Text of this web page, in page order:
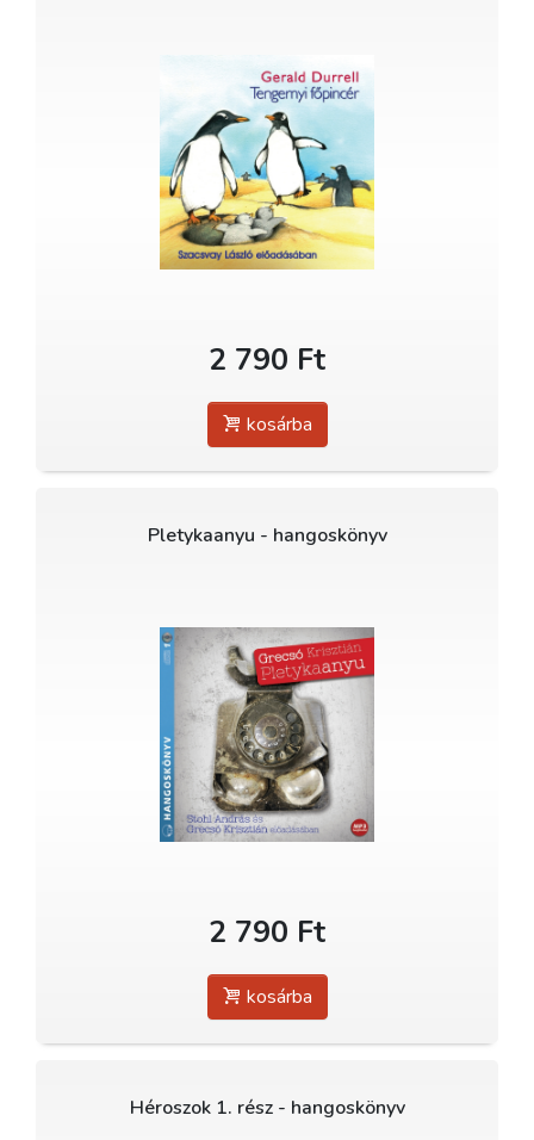
2 790 Ft
kosárba
Pletykaanyu - hangoskönyv
2 790 Ft
kosárba
Héroszok 1. rész - hangoskönyv